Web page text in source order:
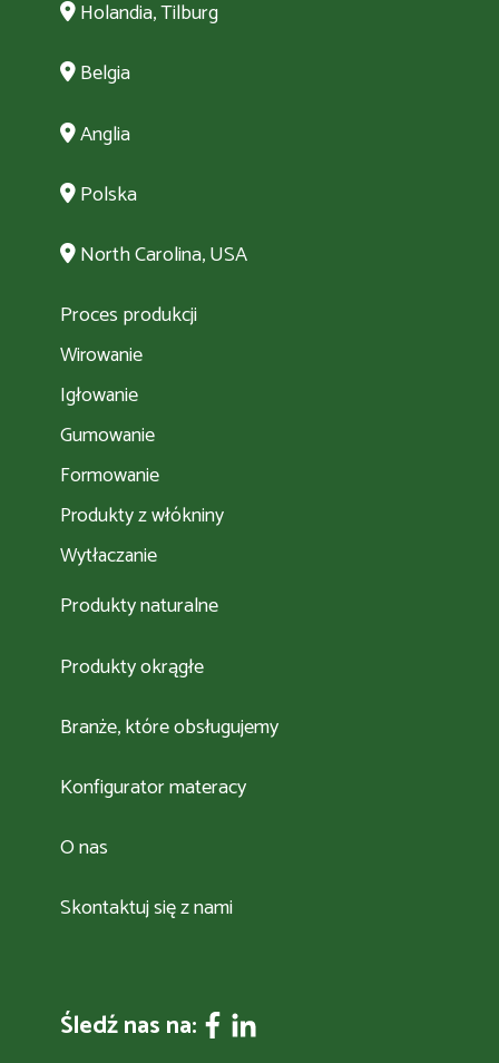
Holandia, Tilburg
Belgia
Anglia
Polska
North Carolina, USA
Proces produkcji
Wirowanie
Igłowanie
Gumowanie
Formowanie
Produkty z włókniny
Wytłaczanie
Produkty naturalne
Produkty okrągłe
Branże, które obsługujemy
Konfigurator materacy
O nas
Skontaktuj się z nami
Śledź nas na: